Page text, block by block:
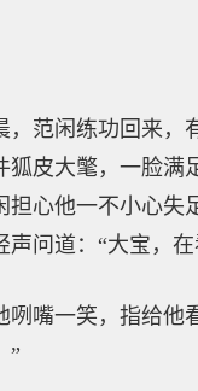
，范闲练功回来，
狐皮大氅，一脸满
担心他一不小心失
声问道：“大宝，
咧嘴一笑，指给他
”